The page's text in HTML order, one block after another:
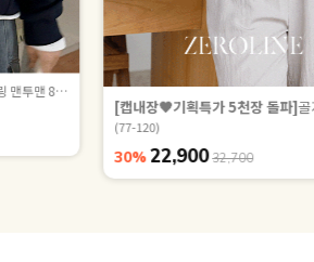
[남여공용] 스탠디 루즈핏 레터링 맨투맨 86156
[캡내장🖤기획특가 5천장 돌파]골지 튜
(77-120)
30%22,900 32,700